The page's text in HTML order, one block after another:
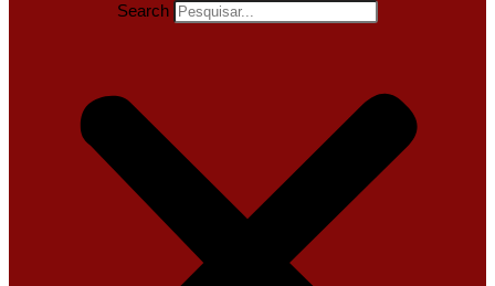
Search